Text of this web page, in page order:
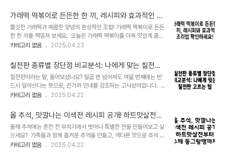
얇고 속이 노란 애호박을 ..
알려드릴게요. 비트의 풍미와 두부의 부드러움이 환상적인 조합을 이
루는 비트넣은 두부덮밥의 세계로 함께 떠나보시죠! 비트넣은 두부덮
밥, 어떤 재료가 필요할까요 비트넣은 두부덮밥을 만들려면 먼저 신
선한 재료를 준비해야 해요. 두부는 부드러운 순두부나 silken tofu
를 사용하는 것이 좋고, 비트는 껍질을 벗겨 곱게 갈아 사용하면 색감
는 간장, 참기름, 마늘, 생강..
가래떡 떡볶이로 든든한 한 끼, 레시피와 효과적인 조
리법 확인하세요!
쫄깃한 가래떡과 매콤한 양념의 환상적인 조합! 가래떡 떡볶이로 든든
한 한 끼를 책임져 보세요. 오늘은 가래떡 떡볶이를 더욱 맛있게 즐기
는 방법과 다양한 레시피, 그리고 팁까지 알려드릴게요. 푸짐하고 맛있
떡볶이, 어떤 떡이 좋을까요? 가래떡 떡볶이에 가장 중요한 재료는 바
로 가래떡이죠. 시중에는 다양한 가래떡이 판매되고 있는데요, 떡볶이
에 적합한 가래떡을 고르는 팁을 알려드릴게요. 일반적으로 좀 더 찰
기가 있고 쫀득한 가래떡이 좋습니다. 너무 딱딱한 떡은 떡볶이 양념
이 잘 배지 않을 수 있고, 반대로 너무 물렁한 떡은 떡볶이를 만들 때
촉촉함을 확인해보는 것이 좋..
카테고리 없음 2025.04.23
칠전판 종류별 장단점 비교분석: 나에게 맞는 칠전판
고르는 팁
칠전판이라는 말, 들어보셨나요? 일곱 번 넘어져도 여덟 번째에는 반
드시 일어선다는 뜻으로, 끈기와 인내를 강조하는 고사성어입니다. 하
지만 칠전판을 단순히 긍정적인 의미로만 해석하기에는 현실의 벽이
미를 넘어, 실패를 통해 성장하고 성공으로 나아가는 현실적인 전략들
을 함께 살펴보도록 하겠습니다. 칠전판의 진정한 의미를 이해하
기 칠전판은 단순히 일곱 번의 실패 후 성공을 보장한다는 의미가 아
닙니다. 실패를 통해 배우고 성장하는 과정, 그리고 포기하지 않는 강
한 의지를 강조하는 표현이라고 할 수 있어요. 실제로 많은 성공한 사
카테고리 없음 2025.04.22
올 추석, 맛깔나는 이색전 레시피 공개! 하트맛살전부
터 수제 동그랑땡까지
올해 추석에는 흔한 전 부치기에서 벗어나 특별한 전을 만들어보고 싶
으세요? 가족들과 함께 즐거운 추억을 만들고, 색다른 맛으로 추석 분
위기를 더욱 풍성하게 만들어 줄 이색 전 레시피들을 준비했습니다.
카테고리 없음 2025.04.22